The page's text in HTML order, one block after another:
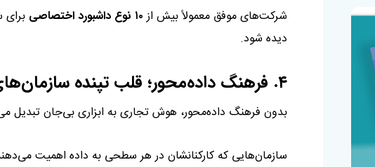
شرکت‌های موفق معمولاً بیش از ۱۰ نوع داشبورد اختصاصی
دیده شود.
۴. فرهنگ داده‌محور؛ قلب تپنده سازمان‌های هوشمند
بدون فرهنگ داده‌محور، هوش تجاری به ابزاری بی‌جان تبدیل
سازمان‌هایی که کارکنانشان در هر سطحی به داده اهمیت